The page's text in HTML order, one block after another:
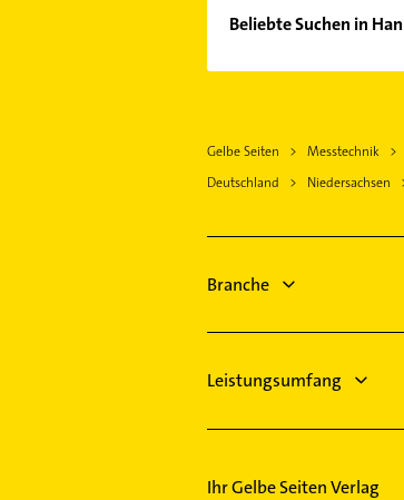
Barsinghausen
Lehrte
Hohenhameln
Ärztehaus
Allgemeinarzt
Kanalreinigung
Lackiererei
Beliebte Suchen in
Immobilien
Immobilienmakler
Physiotherapie
Gelbe Seiten Messtechnik
Deutschland
Niedersachsen
Branche
Leistungsumfang
Ihr Gelbe Seiten Verlag